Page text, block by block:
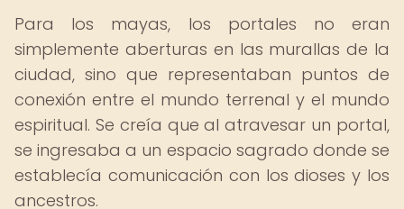
Para los mayas, los portales no eran
simplemente aberturas en las murallas de la
ciudad, sino que representaban puntos de
conexión entre el mundo terrenal y el mundo
espiritual. Se creía que al atravesar un portal,
se ingresaba a un espacio sagrado donde se
establecía comunicación con los dioses y los
ancestros.